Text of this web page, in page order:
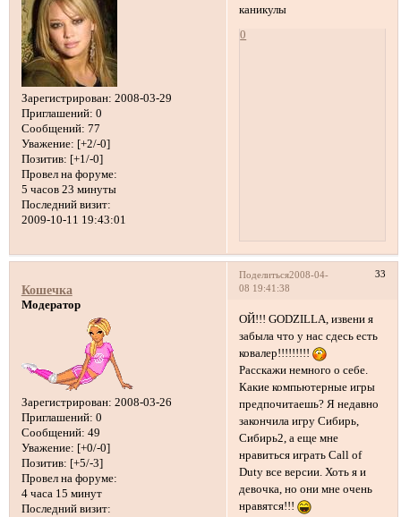
Зарегистрирован: 2008-03-29
Приглашений: 0
Сообщений: 77
Уважение: [+2/-0]
Позитив: [+1/-0]
Провел на форуме:
5 часов 23 минуты
Последний визит:
2009-10-11 19:43:01
каникулы
0
Поделиться 33
2008-04-
08 19:41:38
Кошечка
Модератор
Зарегистрирован: 2008-03-26
Приглашений: 0
Сообщений: 49
Уважение: [+0/-0]
Позитив: [+5/-3]
Провел на форуме:
4 часа 15 минут
Последний визит:
ОЙ!!! GODZILLA, извени я
забыла что у нас сдесь есть
ковалер!!!!!!!!!
Расскажи немного о себе.
Какие компьютерные игры
предпочитаешь? Я недавно
закончила игру Сибирь,
Сибирь2, а еще мне
нравиться играть Call of
Duty все версии. Хоть я и
девочка, но они мне очень
нравятся!!!